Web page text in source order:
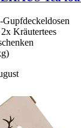
Kräutertees